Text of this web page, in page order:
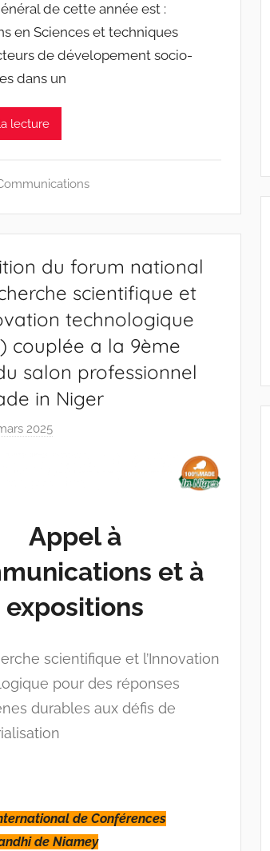
r
r
a
c
e
-
de cette année est :
en Sciences et techniques
de dévelopement socio-
dans un
lecture
du forum national
scientifique et
technologique
couplée a la 9ème
salon professionnel
in Niger
2025
c
n
s
w
p
Appel à
et à
expositions
scientifique et l’Innovation
pour des réponses
durables aux défis de
de Conférences
de Niamey